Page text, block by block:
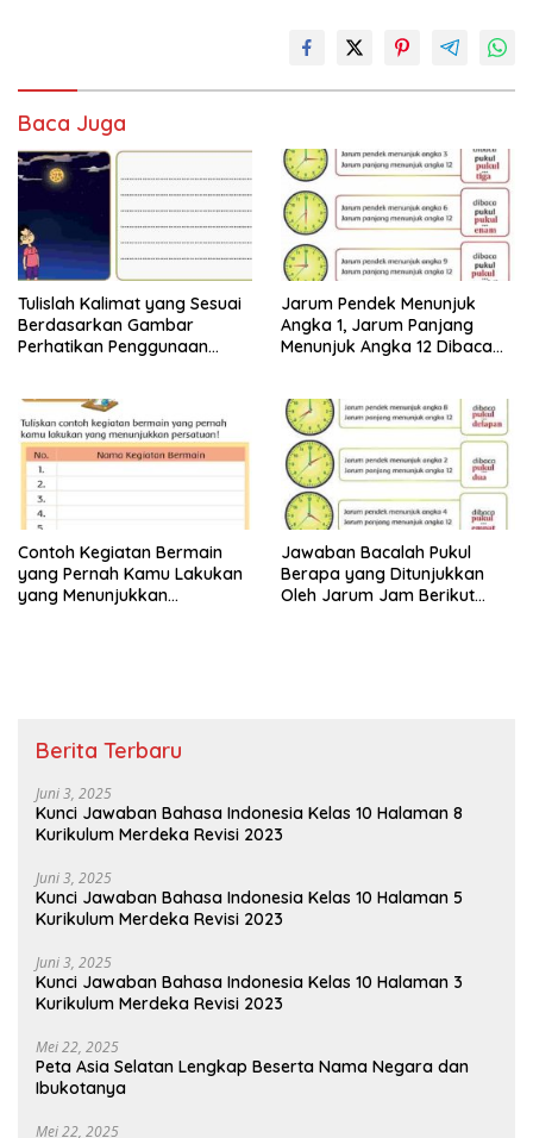
Baca Juga
Tulislah Kalimat yang Sesuai
Berdasarkan Gambar
Perhatikan Penggunaan
Halaman 28 29
Jarum Pendek Menunjuk
Angka 1, Jarum Panjang
Menunjuk Angka 12 Dibaca
Contoh Kegiatan Bermain
yang Pernah Kamu Lakukan
yang Menunjukkan
Jawaban Bacalah Pukul
Berapa yang Ditunjukkan
Oleh Jarum Jam Berikut
Berita Terbaru
Juni 3, 2025
Kunci Jawaban Bahasa Indonesia Kelas 10 Halaman 8
Kurikulum Merdeka Revisi 2023
Juni 3, 2025
Kunci Jawaban Bahasa Indonesia Kelas 10 Halaman 5
Kurikulum Merdeka Revisi 2023
Juni 3, 2025
Kunci Jawaban Bahasa Indonesia Kelas 10 Halaman 3
Kurikulum Merdeka Revisi 2023
Mei 22, 2025
Peta Asia Selatan Lengkap Beserta Nama Negara dan
Ibukotanya
Mei 22, 2025